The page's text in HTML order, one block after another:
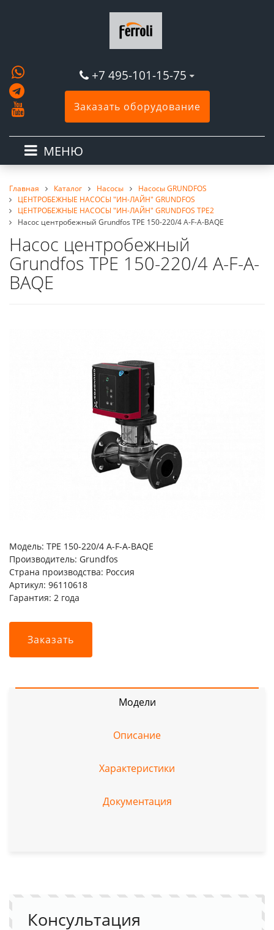
+7 495-101-15-75
Заказать оборудование
МЕНЮ
Главная Каталог Насосы
Насосы GRUNDFOS
ЦЕНТРОБЕЖНЫЕ НАСОСЫ "ИН-ЛАЙН" GRUNDFOS
ЦЕНТРОБЕЖНЫЕ НАСОСЫ "ИН-ЛАЙН" GRUNDFOS TPE2
Насос центробежный Grundfos TPE 150-220/4 A-F-A-BAQE
Насос центробежный
Grundfos TPE 150-220/4 A-F-A-
BAQE
Модель: TPE 150-220/4 A-F-A-BAQE
Производитель: Grundfos
Страна производства: Россия
Артикул: 96110618
Гарантия: 2 года
Заказать
Модели
Описание
Характеристики
Документация
Консультация